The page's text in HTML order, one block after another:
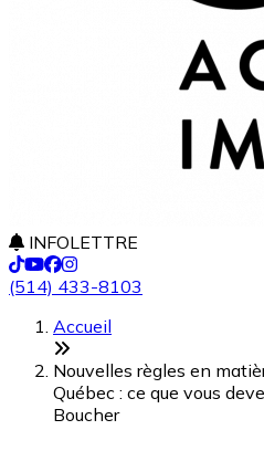
INFOLETTRE
(514) 433-8103
Accueil
Nouvelles règles en
Québec : ce que vous
Boucher